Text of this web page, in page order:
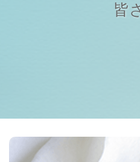
皆